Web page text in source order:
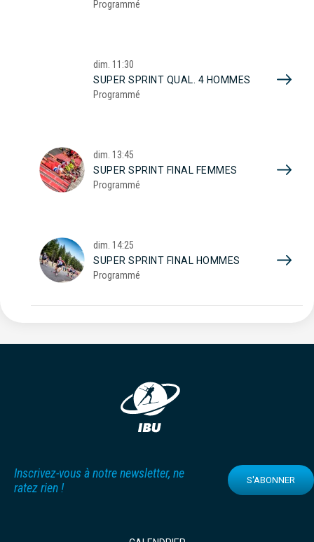
Programmé
dim. 11:30
SUPER SPRINT QUAL. 4 HOMMES
Programmé
dim. 13:45
SUPER SPRINT FINAL FEMMES
Programmé
dim. 14:25
SUPER SPRINT FINAL HOMMES
Programmé
Inscrivez-vous à notre newsletter, ne
ratez rien !
S'ABONNER